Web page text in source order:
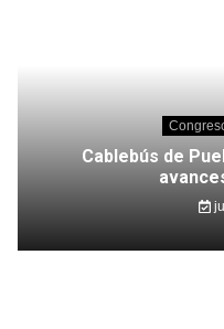
Cablebús de